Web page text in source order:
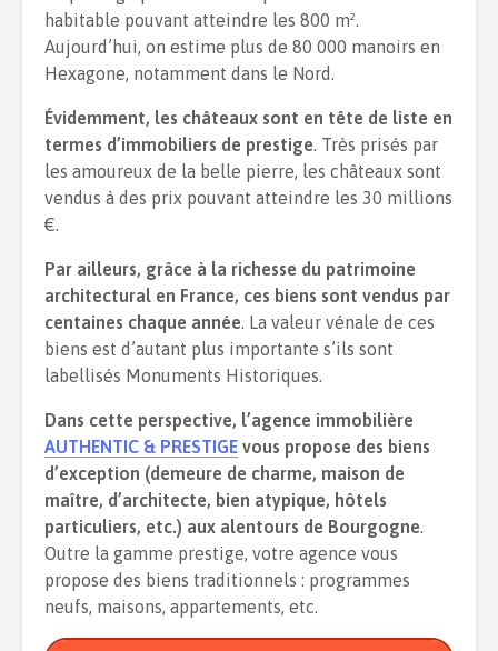
habitable pouvant atteindre les 800 m².
Aujourd’hui, on estime plus de 80 000 manoirs en
Hexagone, notamment dans le Nord.
Évidemment, les châteaux sont en tête de liste en
termes d’immobiliers de prestige. Très prisés par
les amoureux de la belle pierre, les châteaux sont
vendus à des prix pouvant atteindre les 30 millions
€.
Par ailleurs, grâce à la richesse du patrimoine
architectural en France, ces biens sont vendus par
centaines chaque année. La valeur vénale de ces
biens est d’autant plus importante s’ils sont
labellisés Monuments Historiques.
Dans cette perspective, l’agence immobilière
AUTHENTIC & PRESTIGE vous propose des biens
d’exception (demeure de charme, maison de
maître, d’architecte, bien atypique, hôtels
particuliers, etc.) aux alentours de Bourgogne.
Outre la gamme prestige, votre agence vous
propose des biens traditionnels : programmes
neufs, maisons, appartements, etc.